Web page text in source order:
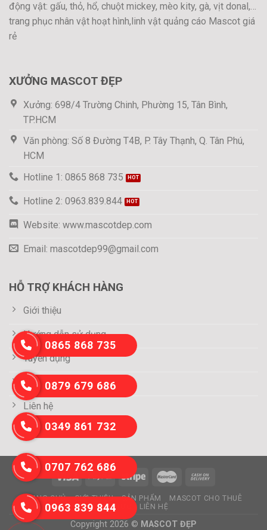
động vật: gấu, thỏ, hổ, chuột mickey, mèo kity, gà, vịt donal,…
trang phục nhân vật hoạt hình,linh vật quảng cáo Mascot giá
rẻ
XƯỞNG MASCOT ĐẸP
Xưởng: 698/4 Trường Chinh, Phường 15, Tân Bình,
TP.HCM
Văn phòng: Số 8 Đường T4B, P. Tây Thạnh, Q. Tân Phú,
HCM
Hotline 1: 0865 868 735
Hotline 2: 0963.839.844
Website: www.mascotdep.com
Email: mascotdep99@gmail.com
HỖ TRỢ KHÁCH HÀNG
Giới thiệu
Hướng dẫn sử dụng
Tuyển dụng
Thông tin thanh toán
Liên hệ
TRANG CHỦ GIỚI THIỆU SẢN PHẨM
MASCOT CHO THUÊ
TIN TỨC
LIÊN HỆ
Copyright 2026 © MASCOT ĐẸP
0865 868 735
0879 679 686
0349 861 732
0707 762 686
0963 839 844